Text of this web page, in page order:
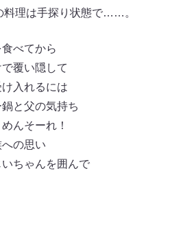
料理は手探り状態で……。
べてから
覆い隠して
入れるには
と父の気持ち
んそーれ！
の思い
ちゃんを囲んで